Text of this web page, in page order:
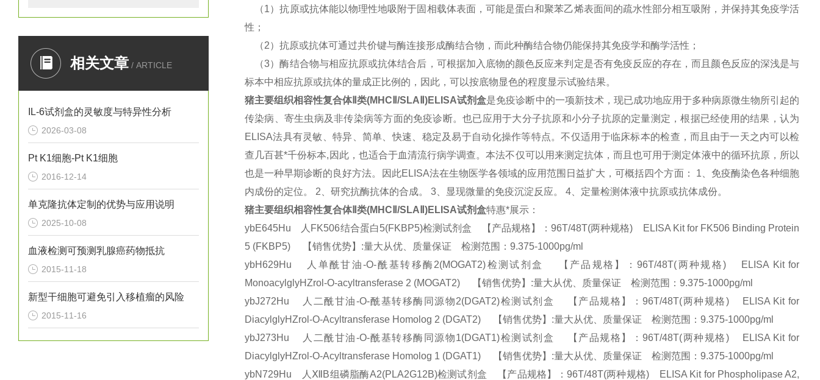
相关文章 / ARTICLE
IL-6试剂盒的灵敏度与特异性分析
2026-03-08
Pt K1细胞-Pt K1细胞
2016-12-14
单克隆抗体定制的优势与应用说明
2025-10-08
血液检测可预测乳腺癌药物抵抗
2015-11-18
新型干细胞可避免引入移植瘤的风险
2015-11-16
（1）抗原或抗体能以物理性地吸附于固相载体表面，可能是蛋白和聚苯乙烯表面间的疏水性部分相互吸附，并保持其免疫学活
性；
（2）抗原或抗体可通过共价键与酶连接形成酶结合物，而此种酶结合物仍能保持其免疫学和酶学活性；
（3）酶结合物与相应抗原或抗体结合后，可根据加入底物的颜色反应来判定是否有免疫反应的存在，而且颜色反应的深浅是与
标本中相应抗原或抗体的量成正比例的，因此，可以按底物显色的程度显示试验结果。
猪主要组织相容性复合体Ⅱ类(MHCⅡ/SLAⅡ)ELISA试剂盒是免疫诊断中的一项新技术，现已成功地应用于多种病原微生物所引起的
传染病、寄生虫病及非传染病等方面的免疫诊断。也已应用于大分子抗原和小分子抗原的定量测定，根据已经使用的结果，认为
ELISA法具有灵敏、特异、简单、快速、稳定及易于自动化操作等特点。不仅适用于临床标本的检查，而且由于一天之内可以检
查几百甚*千份标本,因此，也适合于血清流行病学调查。本法不仅可以用来测定抗体，而且也可用于测定体液中的循环抗原，所以
也是一种早期诊断的良好方法。因此ELISA法在生物医学各领域的应用范围日益扩大，可概括四个方面： 1、免疫酶染色各种细胞
内成份的定位。 2、研究抗酶抗体的合成。 3、显现微量的免疫沉淀反应。 4、定量检测体液中抗原或抗体成份。
猪主要组织相容性复合体Ⅱ类(MHCⅡ/SLAⅡ)ELISA试剂盒特惠*展示：
ybE645Hu 人FK506结合蛋白5(FKBP5)检测试剂盒 【产品规格】：96T/48T(两种规格) ELISA Kit for FK506 Binding Protein
5 (FKBP5) 【销售优势】:量大从优、质量保证 检测范围：9.375-1000pg/ml
ybH629Hu 人单酰甘油-O-酰基转移酶2(MOGAT2)检测试剂盒 【产品规格】：96T/48T(两种规格) ELISA Kit for
MonoacylglyHZrol-O-acyltransferase 2 (MOGAT2) 【销售优势】:量大从优、质量保证 检测范围：9.375-1000pg/ml
ybJ272Hu 人二酰甘油-O-酰基转移酶同源物2(DGAT2)检测试剂盒 【产品规格】：96T/48T(两种规格) ELISA Kit for
DiacylglyHZrol-O-Acyltransferase Homolog 2 (DGAT2) 【销售优势】:量大从优、质量保证 检测范围：9.375-1000pg/ml
ybJ273Hu 人二酰甘油-O-酰基转移酶同源物1(DGAT1)检测试剂盒 【产品规格】：96T/48T(两种规格) ELISA Kit for
DiacylglyHZrol-O-Acyltransferase Homolog 1 (DGAT1) 【销售优势】:量大从优、质量保证 检测范围：9.375-1000pg/ml
ybN729Hu 人ⅫB组磷脂酶A2(PLA2G12B)检测试剂盒 【产品规格】：96T/48T(两种规格) ELISA Kit for Phospholipase A2,